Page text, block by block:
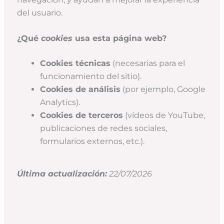
del usuario.
¿Qué cookies usa esta página web?
Cookies técnicas (necesarias para el
funcionamiento del sitio).
Cookies de análisis (por ejemplo, Google
Analytics).
Cookies de terceros (vídeos de YouTube,
publicaciones de redes sociales,
formularios externos, etc.).
Última actualización:22/07/2026